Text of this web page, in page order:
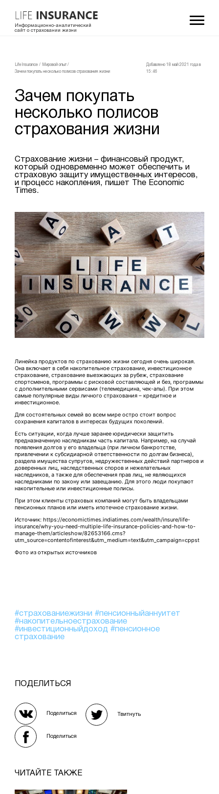
Информационно-аналитический
сайт о страховании жизни
LifeInsurance / Мировой опыт/
Зачем покупать несколько полисов страхования жизни
Добавлено 18 май 2021 года в
15:46
Зачем покупать
несколько полисов
страхования жизни
Страхование жизни – финансовый продукт,
который одновременно может обеспечить и
страховую защиту имущественных интересов,
и процесс накопления, пишет The Economic
Times.
Линейка продуктов по страхованию жизни сегодня очень широкая.
Она включает в себя накопительное страхование, инвестиционное
страхование, страхование выезжающих за рубеж, страхование
спортсменов, программы с рисковой составляющей и без, программы
с дополнительными сервисами (телемедицина, чек-апы). При этом
самые популярные виды личного страхования – кредитное и
инвестиционное.
Для состоятельных семей во всем мире остро стоит вопрос
сохранения капиталов в интересах будущих поколений.
Есть ситуации, когда лучше заранее юридически защитить
предназначенную наследникам часть капитала. Например, на случай
появления долгов у его владельца (при личном банкротстве,
привлечении к субсидиарной ответственности по долгам бизнеса),
раздела имущества супругов, недружественных действий партнеров и
доверенных лиц, наследственных споров и нежелательных
наследников, а также для обеспечения прав лиц, не являющихся
наследниками по закону или завещанию. Для этого люди покупают
накопительные или инвестиционные полисы.
При этом клиенты страховых компаний могут быть владельцами
пенсионных планов или иметь ипотечное страхование жизни.
Источник: https://economictimes.indiatimes.com/wealth/insure/life-
insurance/why-you-need-multiple-life-insurance-policies-and-how-to-
manage-them/articleshow/82653166.cms?
utm_source=contentofinterest&utm_medium=text&utm_campaign=cppst
Фото из открытых источников
#страхованиежизни #пенсионныйаннуитет
#накопительноестрахование
#инвестиционныйдоход #пенсионное
страхование
ПОДЕЛИТЬСЯ
Поделиться Твитнуть
Поделиться
ЧИТАЙТЕ ТАКЖЕ